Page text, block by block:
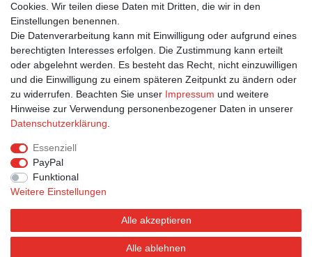
Jugendfrei| Natur|Tiere |Weiß |Winter|GEO |Schnee
Robben|Schlafen|Entspannen
Bestellung widerrufen
Cookies. Wir teilen diese Daten mit Dritten, die wir in den
Einstellungen benennen.
Die Datenverarbeitung kann mit Einwilligung oder aufgrund eines
berechtigten Interesses erfolgen. Die Zustimmung kann erteilt
oder abgelehnt werden. Es besteht das Recht, nicht einzuwilligen
und die Einwilligung zu einem späteren Zeitpunkt zu ändern oder
zu widerrufen. Beachten Sie unser Impressum und weitere
Hinweise zur Verwendung personenbezogener Daten in unserer
Daten­schutz­erklärung
Essenziell
PayPal
Funktional
Weitere Einstellungen
Alle akzeptieren
Alle ablehnen